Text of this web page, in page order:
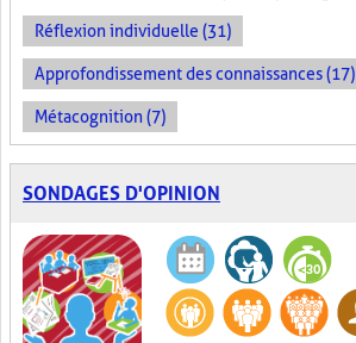
Réflexion individuelle (31)
Approfondissement des connaissances (17)
Métacognition (7)
SONDAGES D'OPINION